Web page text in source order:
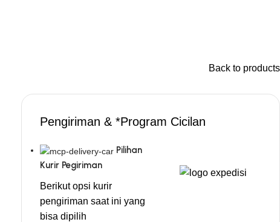
Back to products
Pengiriman & *Program Cicilan
Pilihan
Kurir Pegiriman
Berikut opsi kurir
pengiriman saat ini yang
bisa dipilih